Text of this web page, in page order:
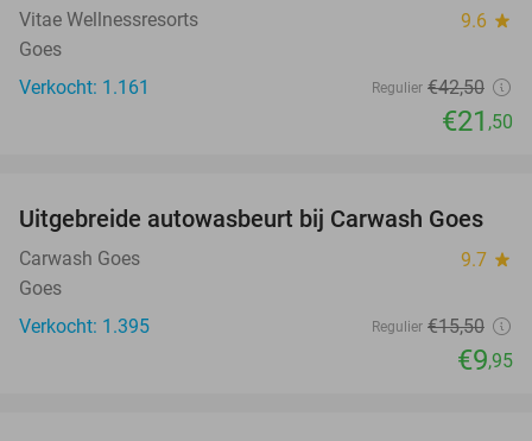
Vitae Wellnessresorts 9.6 star
Goes
Verkocht: 1.161
Regulier €42,50
€21 ,50
36%
Uitgebreide autowasbeurt bij Carwash Goes
Carwash Goes 9.7 star
Goes
Verkocht: 1.395
Regulier €15,50
€9,95